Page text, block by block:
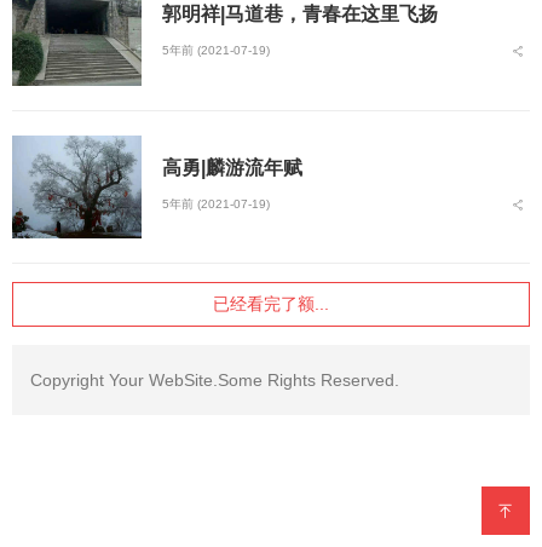
郭明祥|马道巷，青春在这里飞扬
5年前 (2021-07-19)
高勇|麟游流年赋
5年前 (2021-07-19)
已经看完了额...
Copyright Your WebSite.Some Rights Reserved.